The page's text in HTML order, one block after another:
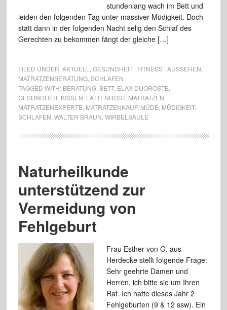
stundenlang wach im Bett und
leiden den folgenden Tag unter massiver Müdigkeit. Doch
statt dann in der folgenden Nacht selig den Schlaf des
Gerechten zu bekommen fängt der gleiche […]
FILED UNDER:AKTUELL GESUNDHEIT | FITNESS | AUSSEHEN
MATRATZENBERATUNG, SCHLAFEN
TAGGED WITH: BERATUNG, BETT, ELAX-DUOROSTE
GESUNDHEIT, KISSEN LATTENROST, MATRATZEN
MATRATZENEXPERTE MATRATZENKAUF, MÜDE MÜDIGKEIT,
SCHLAFEN WALTER BRAUN WIRBELSÄULE
Naturheilkunde
unterstützend zur
Vermeidung von
Fehlgeburt
Frau Esther von G. aus
Herdecke stellt folgende Frage:
Sehr geehrte Damen und
Herren, ich bitte sie um Ihren
Rat. Ich hatte dieses Jahr 2
Fehlgeburten (9 & 12 ssw). Ein